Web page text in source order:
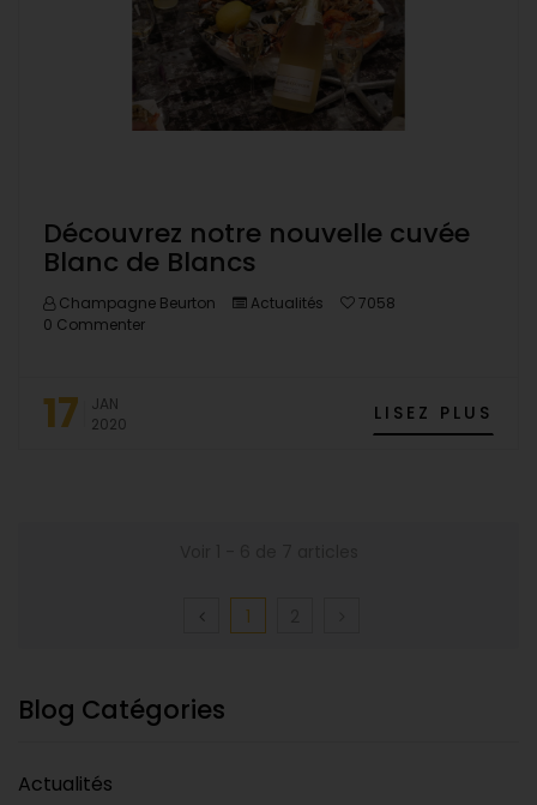
Découvrez notre nouvelle cuvée
Blanc de Blancs
Champagne Beurton Actualités
7058
0 Commenter
17
JAN
2020
LISEZ PLUS
1
Blog Catégories
Actualités